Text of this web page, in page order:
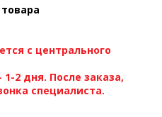
с центрального
2 дня. После заказа,
специалиста.